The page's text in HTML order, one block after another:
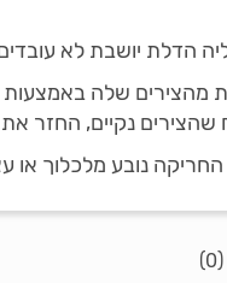
הדלת יושבת לא
שלה באמצעות
שהצירים נקיים, החזר
החריקה נובע מלכלוך
0
)